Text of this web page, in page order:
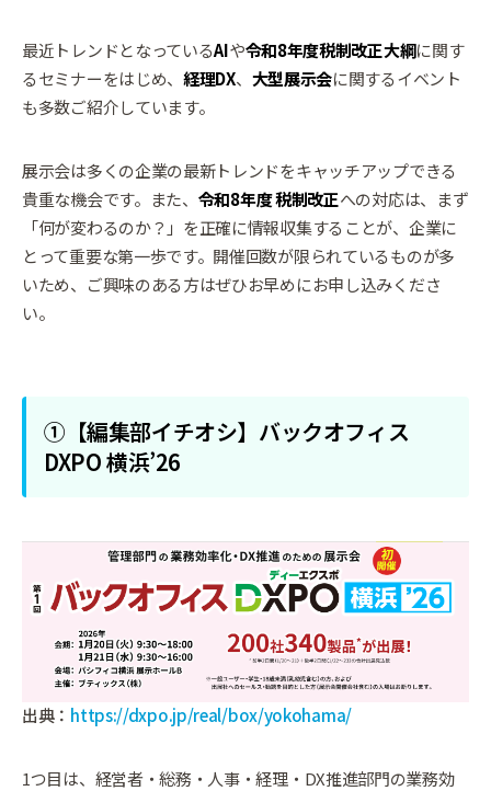
最近トレンドとなっているAIや令和8年度税制改正大綱に関す
るセミナーをはじめ、 経理DX、 大型展示会に関するイベント
も多数ご紹介しています。
展示会は多くの企業の最新トレンドをキャッチアップできる
貴重な機会です。また、 令和8年度 税制改正への対応は、まず
「何が変わるのか？」を正確に情報収集することが、企業に
とって重要な第一歩です。開催回数が限られているものが多
いため、ご興味のある方はぜひお早めにお申し込みくださ
い。
①【編集部イチオシ】バックオフィス
DXPO 横浜’26
出典： https://dxpo.jp/real/box/yokohama/
1つ目は、 経営者・総務・人事・経理・DX推進部門の業務効